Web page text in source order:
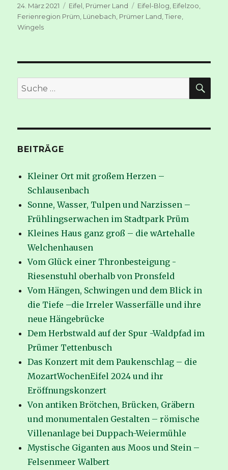
Veröffentlicht
am
24. März 2021 Kategorien
Eifel Prümer Land Schlagwörter
Eifel-Blog Eifelzoo
Ferienregion Prüm Lünebach Prümer Land ,Tiere
Wingels
Suche
nach:
BEITRÄGE
Kleiner Ort mit großem Herzen –
Schlausenbach
Sonne, Wasser, Tulpen und Narzissen –
Frühlingserwachen im Stadtpark Prüm
Kleines Haus ganz groß – die wArtehalle
Welchenhausen
Vom Glück einer Thronbesteigung -
Riesenstuhl oberhalb von Pronsfeld
Vom Hängen, Schwingen und dem Blick in
die Tiefe –die Irreler Wasserfälle und ihre
neue Hängebrücke
Dem Herbstwald auf der Spur -Waldpfad im
Prümer Tettenbusch
Das Konzert mit dem Paukenschlag – die
MozartWochenEifel 2024 und ihr
Eröffnungskonzert
Von antiken Brötchen, Brücken, Gräbern
und monumentalen Gestalten – römische
Villenanlage bei Duppach-Weiermühle
Mystische Giganten aus Moos und Stein –
Felsenmeer Walbert